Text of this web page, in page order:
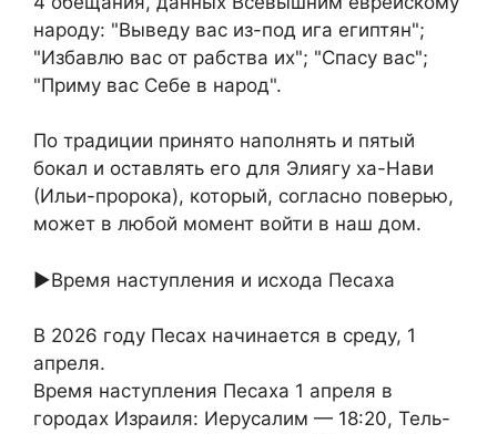
народу: "Выведу вас из-под ига египтян";
"Избавлю вас от рабства их"; "Спасу вас";
"Приму вас Себе в народ".
По традиции принято наполнять и пятый
бокал и оставлять его для Элиягу ха-Нави
(Ильи-пророка), который, согласно поверью,
может в любой момент войти в наш дом.
►Время наступления и исхода Песаха
В 2026 году Песах начинается в среду, 1
апреля.
Время наступления Песаха 1 апреля в
городах Израиля: Иерусалим — 18:20, Тель-